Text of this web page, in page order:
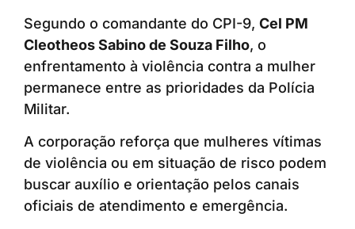
Segundo o comandante do CPI-9, Cel PM
Cleotheos Sabino de Souza Filho, o
enfrentamento à violência contra a mulher
permanece entre as prioridades da Polícia
Militar.
A corporação reforça que mulheres vítimas
de violência ou em situação de risco podem
buscar auxílio e orientação pelos canais
oficiais de atendimento e emergência.